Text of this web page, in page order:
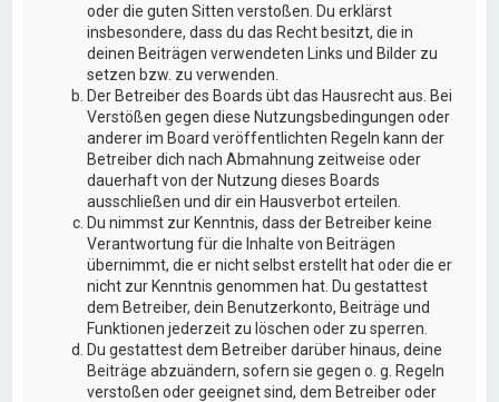
oder die guten Sitten verstoßen. Du erklärst
insbesondere, dass du das Recht besitzt, die in
deinen Beiträgen verwendeten Links und Bilder zu
setzen bzw. zu verwenden.
Der Betreiber des Boards übt das Hausrecht aus. Bei
Verstößen gegen diese Nutzungsbedingungen oder
anderer im Board veröffentlichten Regeln kann der
Betreiber dich nach Abmahnung zeitweise oder
dauerhaft von der Nutzung dieses Boards
ausschließen und dir ein Hausverbot erteilen.
Du nimmst zur Kenntnis, dass der Betreiber keine
Verantwortung für die Inhalte von Beiträgen
übernimmt, die er nicht selbst erstellt hat oder die er
nicht zur Kenntnis genommen hat. Du gestattest
dem Betreiber, dein Benutzerkonto, Beiträge und
Funktionen jederzeit zu löschen oder zu sperren.
Du gestattest dem Betreiber darüber hinaus, deine
Beiträge abzuändern, sofern sie gegen o. g. Regeln
verstoßen oder geeignet sind, dem Betreiber oder